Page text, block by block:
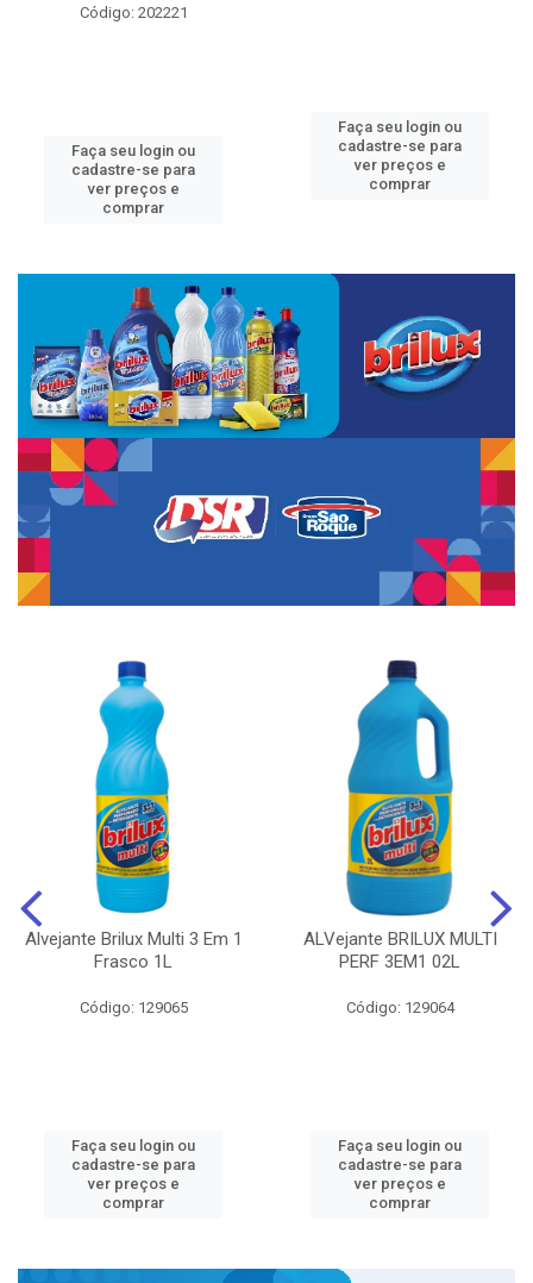
Código: 202221
Faça seu login ou
cadastre-se para
ver preços e
comprar
Faça seu login ou
cadastre-se para
ver preços e
comprar
Alvejante Brilux Multi 3 Em 1
Frasco 1L
Código: 129065
Faça seu login ou
cadastre-se para
ver preços e
comprar
ALVejante BRILUX MULTI
PERF 3EM1 02L
Código: 129064
Faça seu login ou
cadastre-se para
ver preços e
comprar